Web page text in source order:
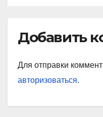
Добавить
Для отправки
авторизоваться.